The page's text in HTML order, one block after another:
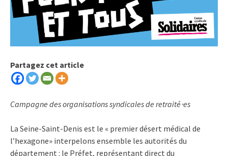
Partagez cet article
Campagne des organisations syndicales de retraité⋅es
La Seine-Saint-Denis est le « premier désert médical de
l’hexagone» interpelons ensemble les autorités du
département : le Préfet, représentant direct du